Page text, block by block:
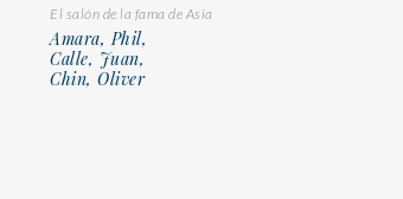
El salón de la fama de Asia
Amara, Phil,
Calle, Juan,
Chin, Oliver